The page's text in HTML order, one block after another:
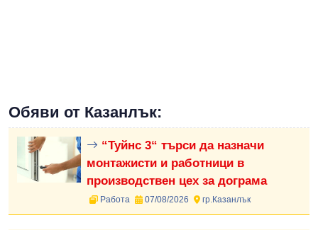
Обяви от Казанлък:
“Туйнс 3“ търси да назначи
монтажисти и работници в
производствен цех за дограма
Работа 07/08/2026 гр.Казанлък